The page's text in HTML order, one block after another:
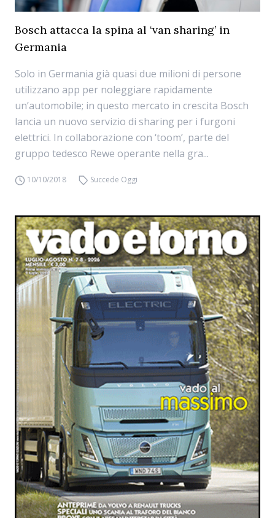
Bosch attacca la spina al ‘van sharing’ in
Germania
Solo in Germania già quasi due milioni di persone
utilizzano app per noleggiare rapidamente
un’automobile; in questo mercato in crescita Bosch
lancia un nuovo servizio di sharing per i furgoni
elettrici. In collaborazione con ‘toom’, parte del
gruppo tedesco Rewe operante nella gra...
10/10/2018 Succede Oggi